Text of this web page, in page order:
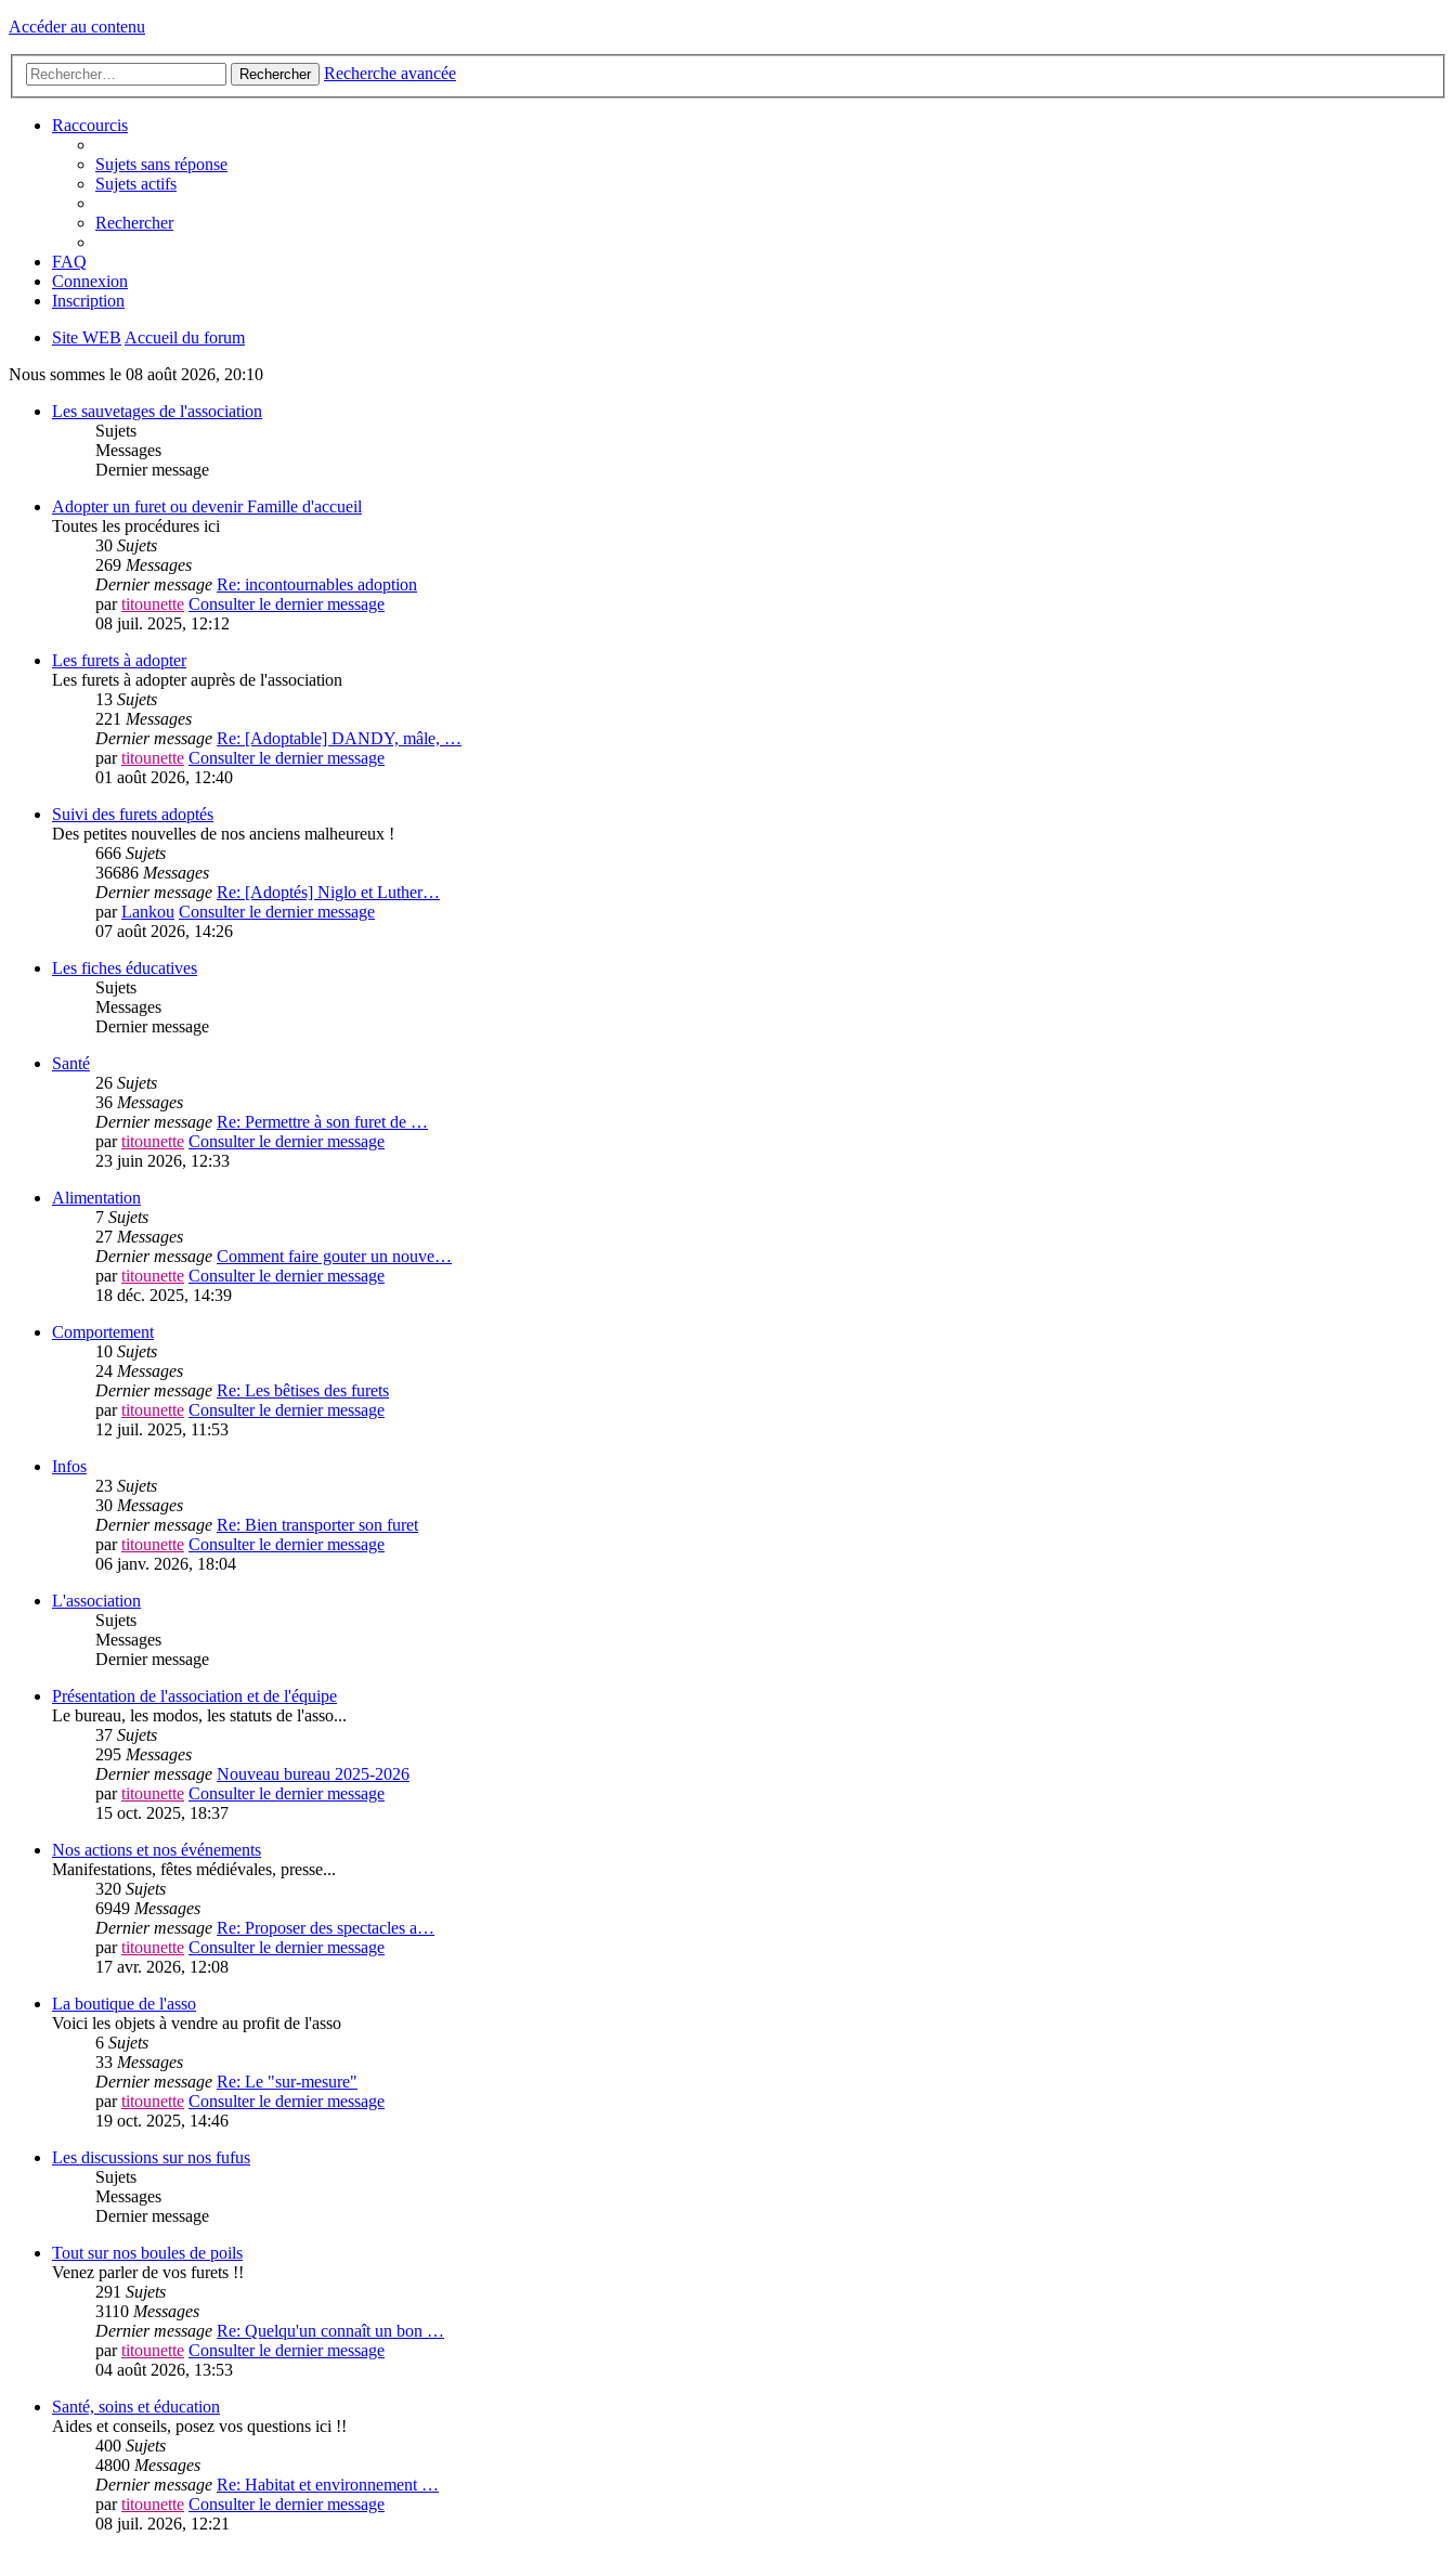
Accéder au contenu
Rechercher Recherche avancée
Raccourcis
Sujets sans réponse
Sujets actifs
Rechercher
FAQ
Connexion
Inscription
Site WEB Accueil du forum
Nous sommes le 08 août 2026, 20:10
Les sauvetages de l'association
Sujets
Messages
Dernier message
Adopter un furet ou devenir Famille d'accueil
Toutes les procédures ici
30 Sujets
269 Messages
Dernier message Re: incontournables adoption
partitounette Consulter le dernier message
08 juil. 2025, 12:12
Les furets à adopter
Les furets à adopter auprès de l'association
13 Sujets
221 Messages
Dernier message Re: [Adoptable] DANDY, mâle, …
partitounette Consulter le dernier message
01 août 2026, 12:40
Suivi des furets adoptés
Des petites nouvelles de nos anciens malheureux !
666 Sujets
36686 Messages
Dernier message Re: [Adoptés] Niglo et Luther…
parLankou Consulter le dernier message
07 août 2026, 14:26
Les fiches éducatives
Sujets
Messages
Dernier message
Santé
26 Sujets
36 Messages
Dernier message Re: Permettre à son furet de …
partitounette Consulter le dernier message
23 juin 2026, 12:33
Alimentation
7 Sujets
27 Messages
Dernier message Comment faire gouter un nouve…
partitounette Consulter le dernier message
18 déc. 2025, 14:39
Comportement
10 Sujets
24 Messages
Dernier message Re: Les bêtises des furets
partitounette Consulter le dernier message
12 juil. 2025, 11:53
Infos
23 Sujets
30 Messages
Dernier message Re: Bien transporter son furet
partitounette Consulter le dernier message
06 janv. 2026, 18:04
L'association
Sujets
Messages
Dernier message
Présentation de l'association et de l'équipe
Le bureau, les modos, les statuts de l'asso...
37 Sujets
295 Messages
Dernier message Nouveau bureau 2025-2026
partitounette Consulter le dernier message
15 oct. 2025, 18:37
Nos actions et nos événements
Manifestations, fêtes médiévales, presse...
320 Sujets
6949 Messages
Dernier message Re: Proposer des spectacles a…
partitounette Consulter le dernier message
17 avr. 2026, 12:08
La boutique de l'asso
Voici les objets à vendre au profit de l'asso
6 Sujets
33 Messages
Dernier message Re: Le "sur-mesure"
partitounette Consulter le dernier message
19 oct. 2025, 14:46
Les discussions sur nos fufus
Sujets
Messages
Dernier message
Tout sur nos boules de poils
Venez parler de vos furets !!
291 Sujets
3110 Messages
Dernier message Re: Quelqu'un connaît un bon …
partitounette Consulter le dernier message
04 août 2026, 13:53
Santé, soins et éducation
Aides et conseils, posez vos questions ici !!
400 Sujets
4800 Messages
Dernier message Re: Habitat et environnement …
partitounette Consulter le dernier message
08 juil. 2026, 12:21